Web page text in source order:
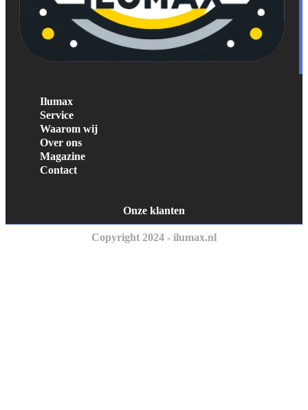
Ilumax
Service
Waarom wij
Over ons
Magazine
Contact
Onze klanten
Copyright 2024 - ilumax.nl